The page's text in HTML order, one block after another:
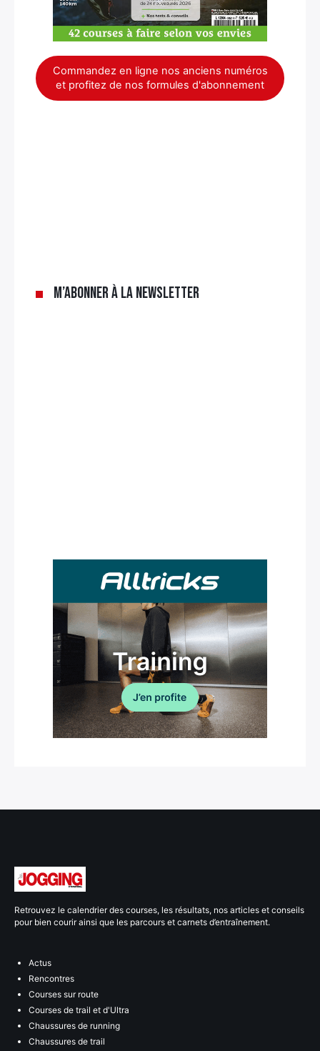
Commandez en ligne nos anciens numéros
et profitez de nos formules d'abonnement
M’abonner à la newsletter
Retrouvez le calendrier des courses, les résultats, nos articles et conseils
pour bien courir ainsi que les parcours et carnets d’entraînement.
Actus
Rencontres
Courses sur route
Courses de trail et d'Ultra
Chaussures de running
Chaussures de trail